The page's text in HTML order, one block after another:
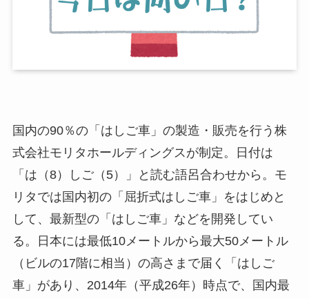
国内の90％の「はしご車」の製造・販売を行う株
式会社モリタホールディングスが制定。日付は
「は（8）しご（5）」と読む語呂合わせから。モ
リタでは国内初の「屈折式はしご車」をはじめと
して、最新型の「はしご車」などを開発してい
る。日本には最低10メートルから最大50メートル
（ビルの17階に相当）の高さまで届く「はしご
車」があり、2014年（平成26年）時点で、国内最